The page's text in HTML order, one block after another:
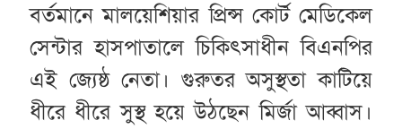
বর্তমানে মালয়েশিয়ার প্রিন্স কোর্ট মেডিকেল
সেন্টার হাসপাতালে চিকিৎসাধীন বিএনপির
এই জ্যেষ্ঠ নেতা। গুরুতর অসুস্থতা কাটিয়ে
ধীরে ধীরে সুস্থ হয়ে উঠছেন মির্জা আব্বাস।